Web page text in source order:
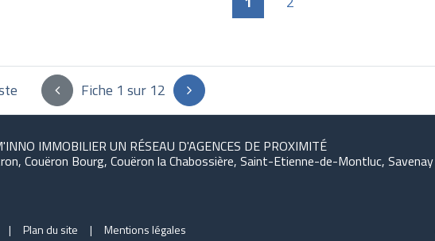
Fiche 1 sur 12
IMMOBILIER UN RÉSEAU D'AGENCES DE PROXIMITÉ
Couëron Bourg, Couëron la Chabossière, Saint-Etienne-de-Montluc, Savenay
Plan du site Mentions légales